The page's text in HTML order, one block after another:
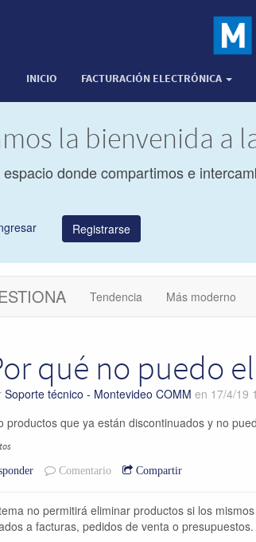
INICIO FACTURACIÓN ELECTRÓNICA
la bienvenida a
donde compartimos e
Registrarse
Tendencia Más moderno
qué no puedo
Soporte técnico - Montevideo COMM en 17/4/19
productos que ya están discontinuados y no
Comentario Compartir
no permitirá eliminar productos si los
a facturas, pedidos de venta o presupuestos.